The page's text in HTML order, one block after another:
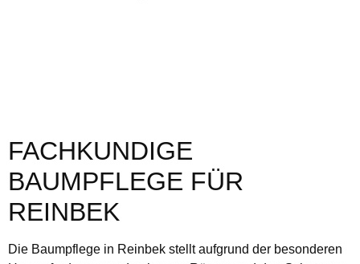
FACHKUNDIGE
BAUMPFLEGE FÜR
REINBEK
Die Baumpflege in Reinbek stellt aufgrund der besonderen